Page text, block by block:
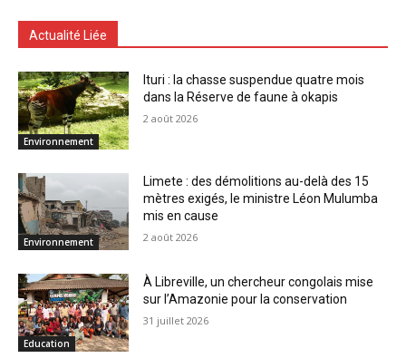
Actualité Liée
Environnement
Ituri : la chasse suspendue quatre mois
dans la Réserve de faune à okapis
2 août 2026
Environnement
Limete : des démolitions au-delà des 15
mètres exigés, le ministre Léon Mulumba
mis en cause
2 août 2026
Education
À Libreville, un chercheur congolais mise
sur l’Amazonie pour la conservation
31 juillet 2026